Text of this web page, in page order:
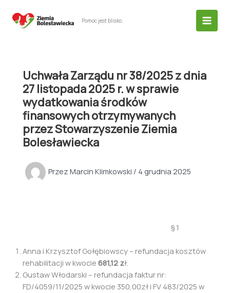
Pomoc jest blisko.
Uchwała Zarządu nr 38/2025 z dnia
27 listopada 2025 r. w sprawie
wydatkowania środków
finansowych otrzymywanych
przez Stowarzyszenie Ziemia
Bolesławiecka
Przez Marcin Klimkowski / 4 grudnia 2025
§ 1
Anna i Krzysztof Gołębiowscy – refundacja kosztów
rehabilitacji w kwocie 681,12 zł.
Gustaw Włodarski – refundacja faktur nr:
FD/4059/11/2025 w kwocie 350,00zł i FV 483/2025 w